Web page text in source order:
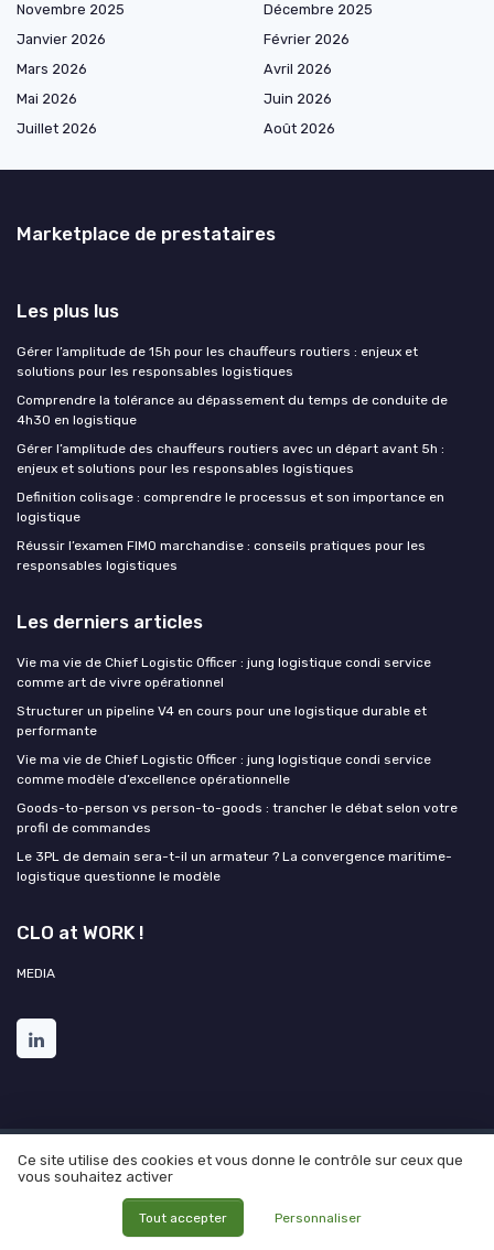
Novembre 2025
Décembre 2025
Janvier 2026
Février 2026
Mars 2026
Avril 2026
Mai 2026
Juin 2026
Juillet 2026
Août 2026
Marketplace de prestataires
Les plus lus
Gérer l’amplitude de 15h pour les chauffeurs routiers : enjeux et
solutions pour les responsables logistiques
Comprendre la tolérance au dépassement du temps de conduite de
4h30 en logistique
Gérer l’amplitude des chauffeurs routiers avec un départ avant 5h :
enjeux et solutions pour les responsables logistiques
Definition colisage : comprendre le processus et son importance en
logistique
Réussir l’examen FIMO marchandise : conseils pratiques pour les
responsables logistiques
Les derniers articles
Vie ma vie de Chief Logistic Officer : jung logistique condi service
comme art de vivre opérationnel
Structurer un pipeline V4 en cours pour une logistique durable et
performante
Vie ma vie de Chief Logistic Officer : jung logistique condi service
comme modèle d’excellence opérationnelle
Goods-to-person vs person-to-goods : trancher le débat selon votre
profil de commandes
Le 3PL de demain sera-t-il un armateur ? La convergence maritime-
logistique questionne le modèle
CLO at WORK !
MEDIA
Mentions légales Politique de confidentialité
Grande
enquête 2025 sur l'IA et les directions logistiques
© CLO at WORK ! 2026
Ce site utilise des cookies et vous donne le contrôle sur ceux que
vous souhaitez activer
Tout accepter Personnaliser